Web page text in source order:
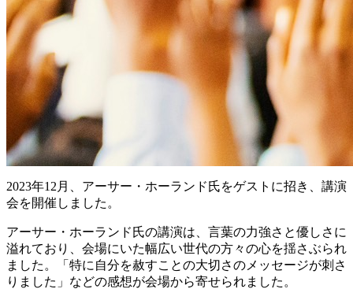
2023年12月、アーサー・ホーランド氏をゲストに招き、講演
会を開催しました。
アーサー・ホーランド氏の講演は、言葉の力強さと優しさに
溢れており、会場にいた幅広い世代の方々の心を揺さぶられ
ました。「特に自分を赦すことの大切さのメッセージが刺さ
りました」などの感想が会場から寄せられました。